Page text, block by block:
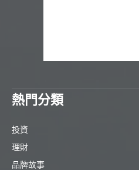
熱門分類
投資
理財
品牌故事